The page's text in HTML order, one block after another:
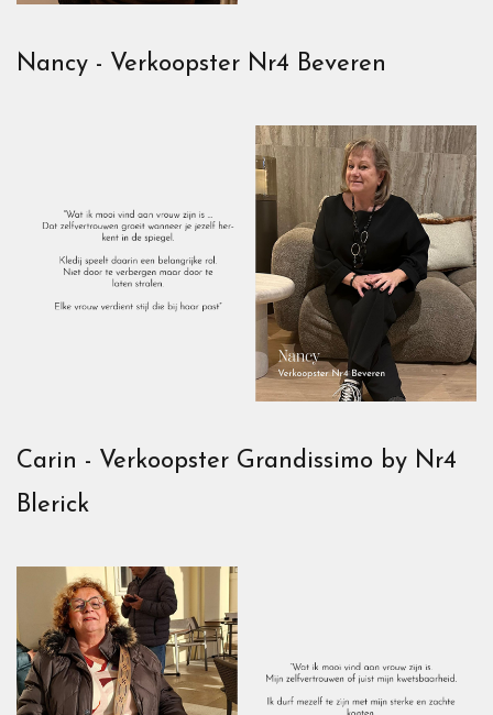
Nancy - Verkoopster Nr4 Beveren
Carin - Verkoopster Grandissimo by Nr4
Blerick